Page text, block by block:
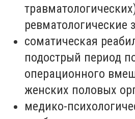
ревматологические
соматическая
подострый период
операционного
женских половых
медико-